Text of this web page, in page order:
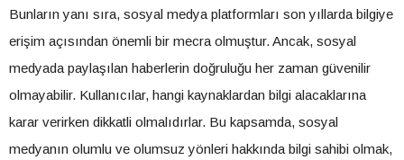
Bunların yanı sıra, sosyal medya platformları son yıllarda bilgiye
erişim açısından önemli bir mecra olmuştur. Ancak, sosyal
medyada paylaşılan haberlerin doğruluğu her zaman güvenilir
olmayabilir. Kullanıcılar, hangi kaynaklardan bilgi alacaklarına
karar verirken dikkatli olmalıdırlar. Bu kapsamda, sosyal
medyanın olumlu ve olumsuz yönleri hakkında bilgi sahibi olmak,